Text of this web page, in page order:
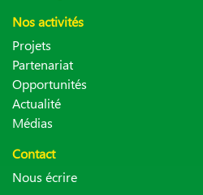
Nos activités
Projets
Partenariat
Opportunités
Actualité
Médias
Contact
Nous écrire